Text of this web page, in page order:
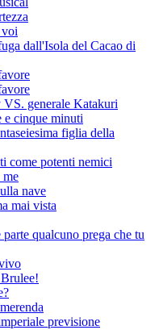
dall'Isola del Cacao di
generale Katakuri
e cinque minuti
figlia della
come potenti nemici
me
nave
mai vista
qualcuno prega che tu
previsione